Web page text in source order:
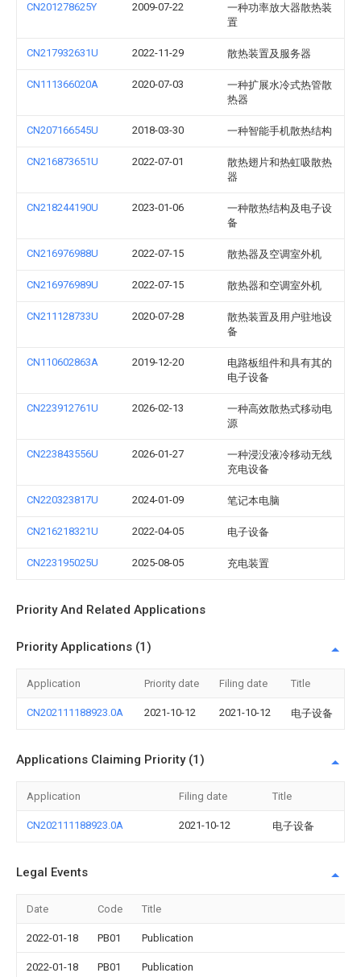
CN201278625Y 2009-07-22
一种功率放大器散热装
置
CN217932631U 2022-11-29 散热装置及服务器
CN111366020A 2020-07-03
一种扩展水冷式热管散
热器
CN207166545U 2018-03-30 一种智能手机散热结构
CN216873651U 2022-07-01
散热翅片和热虹吸散热
器
CN218244190U 2023-01-06
一种散热结构及电子设
备
CN216976988U 2022-07-15 散热器及空调室外机
CN216976989U 2022-07-15 散热器和空调室外机
CN211128733U 2020-07-28
散热装置及用户驻地设
备
CN110602863A 2019-12-20
电路板组件和具有其的
电子设备
CN223912761U 2026-02-13
一种高效散热式移动电
源
CN223843556U 2026-01-27
一种浸没液冷移动无线
充电设备
CN220323817U 2024-01-09 笔记本电脑
CN216218321U 2022-04-05 电子设备
CN223195025U 2025-08-05 充电装置
Priority And Related Applications
Priority Applications (1)
Application Priority date Filing date Title
CN202111188923.0A 2021-10-12 2021-10-12 电子设备
Applications Claiming Priority (1)
Application Filing date Title
CN202111188923.0A 2021-10-12 电子设备
Legal Events
Date Code Title
2022-01-18 PB01 Publication
2022-01-18 PB01 Publication